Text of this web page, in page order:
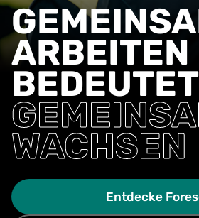
ARBEITEN
BEDEUTET
WACHSEN
Entdecke